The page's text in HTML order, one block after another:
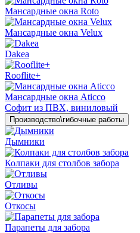
Мансардные окна Roto
Мансардные окна Velux
Dakea
Rooflite+
Мансардные окна Aticco
Софит из ПВХ, виниловый
Производство\гибочные работы
Дымники
Колпаки для столбов забора
Отливы
Откосы
Парапеты для забора